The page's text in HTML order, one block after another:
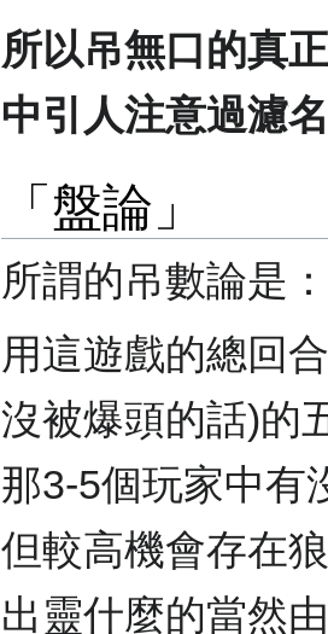
所以吊無口的真
中引人注意過濾
「盤論」
所謂的吊數論是：
用這遊戲的總回
沒被爆頭的話)的
那3-5個玩家中有
但較高機會存在
出靈什麼的當然